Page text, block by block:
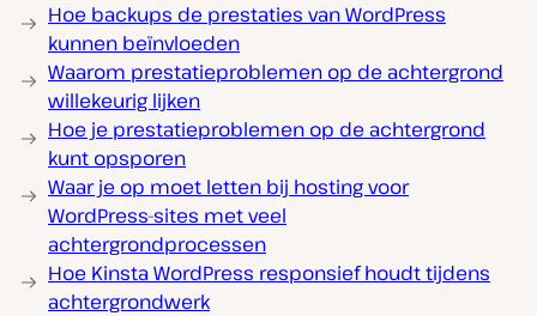
Hoe backups de prestaties van WordPress
kunnen beïnvloeden
Waarom prestatieproblemen op de achtergrond
willekeurig lijken
Hoe je prestatieproblemen op de achtergrond
kunt opsporen
Waar je op moet letten bij hosting voor
WordPress-sites met veel
achtergrondprocessen
Hoe Kinsta WordPress responsief houdt tijdens
achtergrondwerk